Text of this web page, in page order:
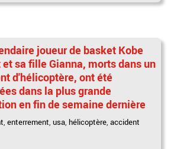
joueur de basket Kobe
et sa fille Gianna, morts dans un
d'hélicoptère, ont été
dans la plus grande
en fin de semaine dernière
,enterrement ,usa hélicoptère ,accident